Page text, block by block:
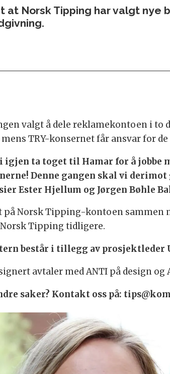
at Norsk Tipping har valgt nye
valgt å dele reklamekontoen i to
TRY-konsernet får ansvar for
igjen ta toget til Hamar for å
Denne gangen skal vi
Ester Hjellum og Jørgen Bøhle
Norsk Tipping-kontoen sammen
Tipping tidligere.
består i tillegg av
avtaler med ANTI på design
saker? Kontakt oss på: